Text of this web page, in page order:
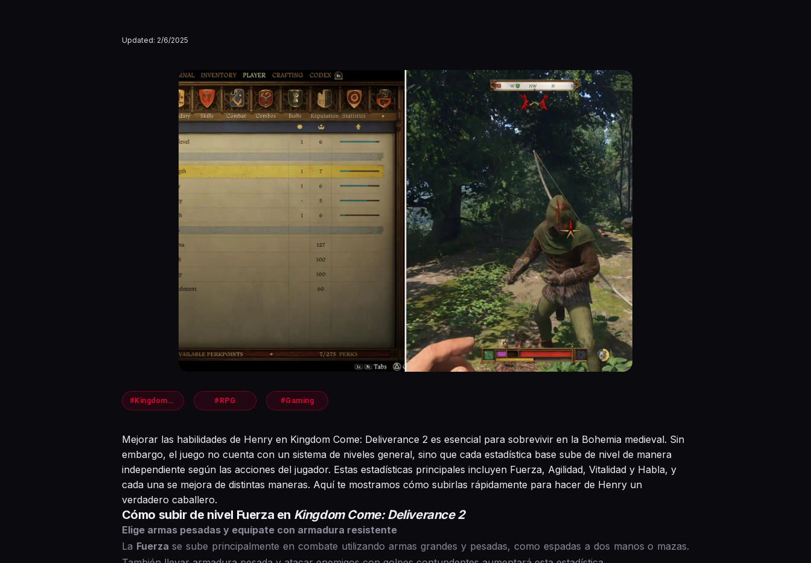
Updated: 2/6/2025
#KingdomComeDeliverance2 #RPG #Gaming
Mejorar las habilidades de Henry en Kingdom Come: Deliverance 2 es esencial para sobrevivir en la Bohemia medieval. Sin
embargo, el juego no cuenta con un sistema de niveles general, sino que cada estadística base sube de nivel de manera
independiente según las acciones del jugador. Estas estadísticas principales incluyen Fuerza, Agilidad, Vitalidad y Habla, y
cada una se mejora de distintas maneras. Aquí te mostramos cómo subirlas rápidamente para hacer de Henry un
verdadero caballero.
Cómo subir de nivel Fuerza en Kingdom Come: Deliverance 2
Elige armas pesadas y equípate con armadura resistente
La Fuerza se sube principalmente en combate utilizando armas grandes y pesadas, como espadas a dos manos o mazas.